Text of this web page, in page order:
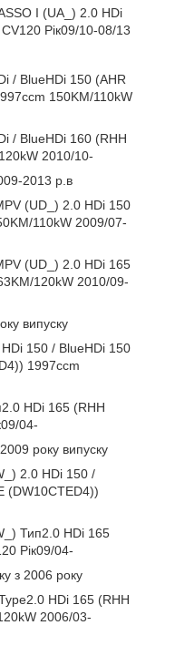
I (UA_) 2.0 HDi
Рік09/10-08/13
/ BlueHDi 150 (AHR
150KM/110kW
/ BlueHDi 160 (RHH
2010/10-
2013 р.в
(UD_) 2.0 HDi 150
110kW 2009/07-
(UD_) 2.0 HDi 165
120kW 2010/09-
випуску
150 / BlueHDi 150
1997ccm
HDi 165 (RHH
04-
року випуску
2.0 HDi 150 /
(DW10CTED4))
Тип2.0 HDi 165
Рік09/04-
з 2006 року
HDi 165 (RHH
2006/03-